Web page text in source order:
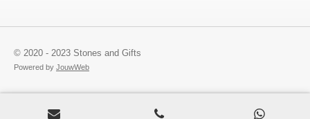
© 2020 - 2023 Stones and Gifts
Powered by JouwWeb